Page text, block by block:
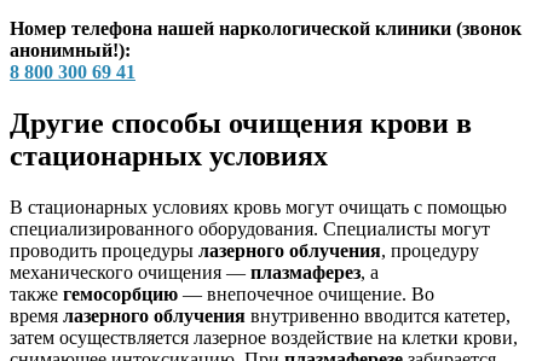
Номер телефона нашей наркологической клиники (звонок
анонимный!):
8 800 300 69 41
Другие способы очищения крови в
стационарных условиях
В стационарных условиях кровь могут очищать с помощью
специализированного оборудования. Специалисты могут
проводить процедуры лазерного облучения, процедуру
механического очищения — плазмаферез, а
также гемосорбцию — внепочечное очищение. Во
время лазерного облучения внутривенно вводится катетер,
затем осуществляется лазерное воздействие на клетки крови,